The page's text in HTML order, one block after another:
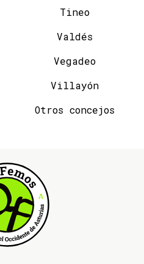
Tineo
Valdés
Vegadeo
Villayón
Otros concejos